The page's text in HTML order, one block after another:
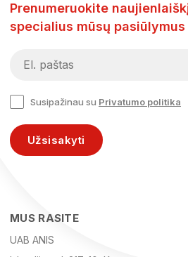
Prenumeruokite
specialius mūsų pasiūlymus
Susipažinau su Privatumo politika
Užsisakyti
MUS RASITE
UAB ANIS